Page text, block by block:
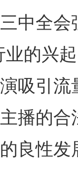
全会
业的兴
吸引
播的
良性